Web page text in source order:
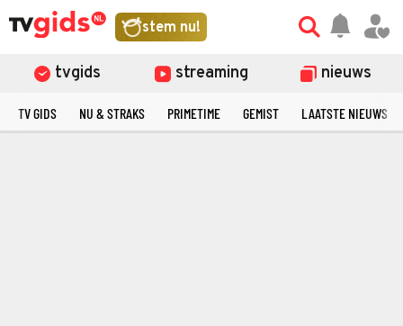
stem nu!
tvgids streaming nieuws
TV GIDS NU & STRAKS PRIMETIME GEMIST LAATSTE NIEUWS